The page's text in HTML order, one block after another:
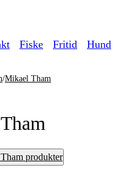
Fiske Fritid Hund
/Mikael Tham
produkter